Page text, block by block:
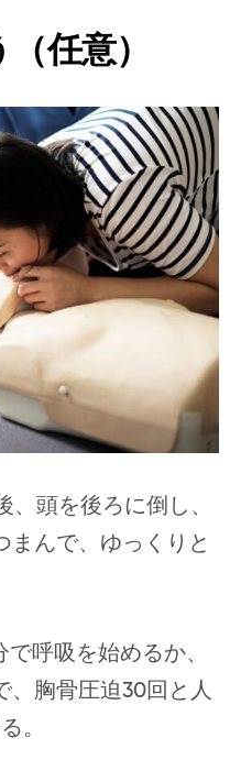
任意）
、頭を後ろに倒し、
まんで、ゆっくりと
呼吸を始めるか、
、胸骨圧迫30回と人
。